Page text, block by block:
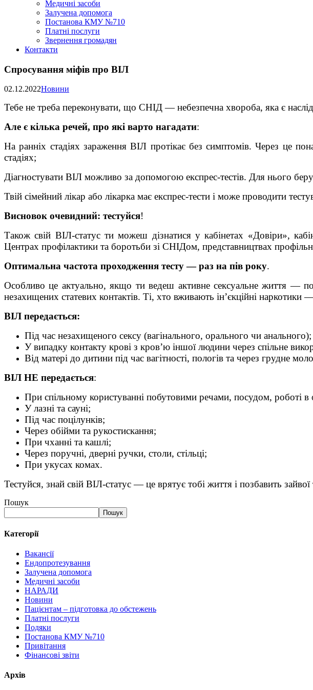
Медичні засоби
Залучена допомога
Постанова КМУ №710
Платні послуги
Звернення громадян
Контакти
Спросування міфів про ВІЛ
02.12.2022Новини
Тебе не треба переконувати, що СНІД — небезпечна хвороба, яка є
Але є кілька речей, про які варто нагадати:
На ранніх стадіях зараження ВІЛ протікає без симптомів. Через це
стадіях;
Діагностувати ВІЛ можливо за допомогою експрес-тестів. Для нього
Твій сімейний лікар або лікарка має експрес-тести і може проводити
Висновок очевидний: тестуйся!
Також свій ВІЛ-статус ти можеш дізнатися у кабінетах «Довіри»,
Центрах профілактики та боротьби зі СНІДом, представництвах
Оптимальна частота проходження тесту — раз на пів року.
Особливо це актуально, якщо ти ведеш активне сексуальне життя —
незахищених статевих контактів. Ті, хто вживають ін’єкційні наркотики
ВІЛ передається:
Під час незахищеного сексу (вагінального, орального чи анального);
У випадку контакту крові з кров’ю іншої людини через спільне
Від матері до дитини під час вагітності, пологів та через грудне
ВІЛ НЕ передається:
При спільному користуванні побутовими речами, посудом, роботі
У лазні та сауні;
Під час поцілунків;
Через обійми та рукостискання;
При чханні та кашлі;
Через поручні, дверні ручки, столи, стільці;
При укусах комах.
Тестуйся, знай свій ВІЛ-статус — це врятує тобі життя і позбавить
Пошук
Пошук
Категорії
Вакансії
Ендопротезування
Залучена допомога
Медичні засоби
НАРАДИ
Новини
Пацієнтам – підготовка до обстежень
Платні послуги
Подяки
Постанова КМУ №710
Привітання
Фінансові звіти
Архів